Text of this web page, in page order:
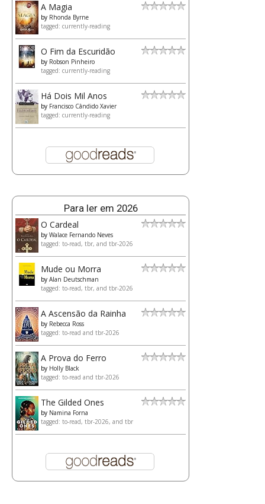
A Magia
by Rhonda Byrne
tagged: currently-reading
O Fim da Escuridão
by Robson Pinheiro
tagged: currently-reading
Há Dois Mil Anos
by Francisco Cândido Xavier
tagged: currently-reading
Para ler em 2026
O Cardeal
by Walace Fernando Neves
tagged: to-read, tbr, and tbr-2026
Mude ou Morra
by Alan Deutschman
tagged: to-read, tbr, and tbr-2026
A Ascensão da Rainha
by Rebecca Ross
tagged: to-read and tbr-2026
A Prova do Ferro
by Holly Black
tagged: to-read and tbr-2026
The Gilded Ones
by Namina Forna
tagged: to-read, tbr-2026, and tbr